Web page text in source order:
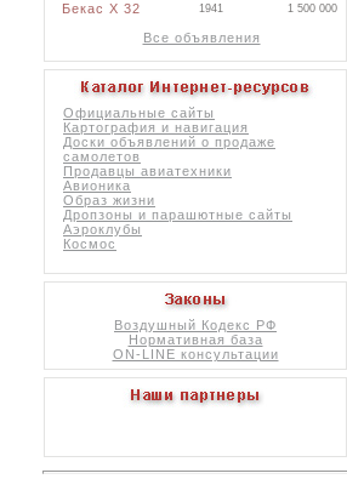
Бекас X 32 1941 1 500 000
Все объявления
Официальные сайты
Картография и навигация
Доски объявлений о продаже
самолетов
Продавцы авиатехники
Авионика
Образ жизни
Дропзоны и парашютные сайты
Аэроклубы
Космос
Воздушный Кодекс РФ
Нормативная база
ON-LINE консультации